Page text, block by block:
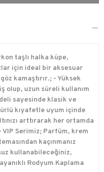
taşlı halka küpe,
için ideal bir aksesuar
kamaştırır.; - Yüksek
uzun süreli kullanım
sayesinde klasik ve
kıyafetle uyum içinde
arttırarak her ortamda
VIP Serimiz; Parfüm, krem
kaçınmanız
kullanabileceğiniz,
Rodyum Kaplama